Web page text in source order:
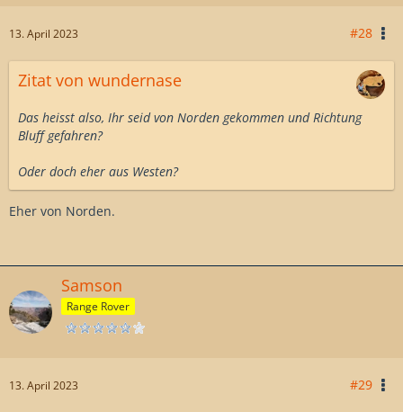
13. April 2023 #28
Zitat von wundernase
Das heisst also, Ihr seid von Norden gekommen und Richtung
Bluff gefahren?
Oder doch eher aus Westen?
Eher von Norden.
Samson
Range Rover
13. April 2023 #29